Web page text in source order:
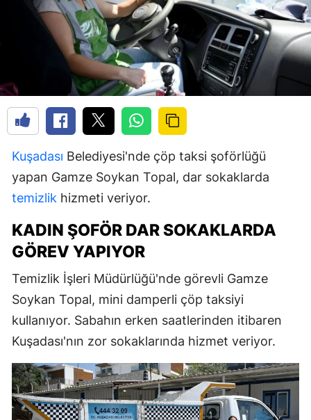
Kuşadası Belediyesi'nde çöp taksi şoförlüğü
yapan Gamze Soykan Topal, dar sokaklarda
temizlik hizmeti veriyor.
KADIN ŞOFÖR DAR SOKAKLARDA
GÖREV YAPIYOR
Temizlik İşleri Müdürlüğü'nde görevli Gamze
Soykan Topal, mini damperli çöp taksiyi
kullanıyor. Sabahın erken saatlerinden itibaren
Kuşadası'nın zor sokaklarında hizmet veriyor.